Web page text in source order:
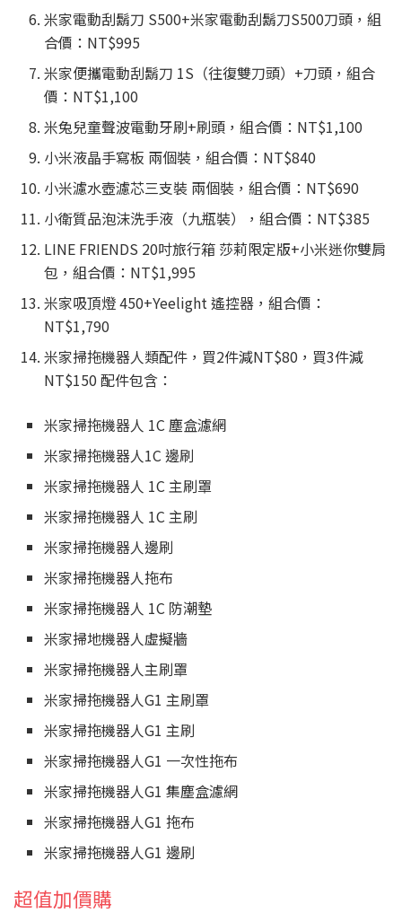
米家電動刮鬍刀 S500+米家電動刮鬍刀S500刀頭，組
合價：NT$995
米家便攜電動刮鬍刀 1S（往復雙刀頭）+刀頭，組合
價：NT$1,100
米兔兒童聲波電動牙刷+刷頭，組合價：NT$1,100
小米液晶手寫板 兩個裝，組合價：NT$840
小米濾水壺濾芯三支裝 兩個裝，組合價：NT$690
小衛質品泡沫洗手液（九瓶裝），組合價：NT$385
LINE FRIENDS 20吋旅行箱 莎莉限定版+小米迷你雙肩
包，組合價：NT$1,995
米家吸頂燈 450+Yeelight 遙控器，組合價：
NT$1,790
米家掃拖機器人類配件，買2件減NT$80，買3件減
NT$150 配件包含：
米家掃拖機器人 1C 塵盒濾網
米家掃拖機器人1C 邊刷
米家掃拖機器人 1C 主刷罩
米家掃拖機器人 1C 主刷
米家掃拖機器人邊刷
米家掃拖機器人拖布
米家掃拖機器人 1C 防潮墊
米家掃地機器人虛擬牆
米家掃拖機器人主刷罩
米家掃拖機器人G1 主刷罩
米家掃拖機器人G1 主刷
米家掃拖機器人G1 一次性拖布
米家掃拖機器人G1 集塵盒濾網
米家掃拖機器人G1 拖布
米家掃拖機器人G1 邊刷
超值加價購